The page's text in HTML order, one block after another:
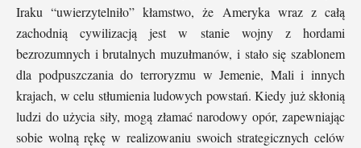
Iraku “uwierzytelniło” kłamstwo, że Ameryka wraz z całą
zachodnią cywilizacją jest w stanie wojny z hordami
bezrozumnych i brutalnych muzułmanów, i stało się szablonem
dla podpuszczania do terroryzmu w Jemenie, Mali i innych
krajach, w celu stłumienia ludowych powstań. Kiedy już skłonią
ludzi do użycia siły, mogą złamać narodowy opór, zapewniając
sobie wolną rękę w realizowaniu swoich strategicznych celów